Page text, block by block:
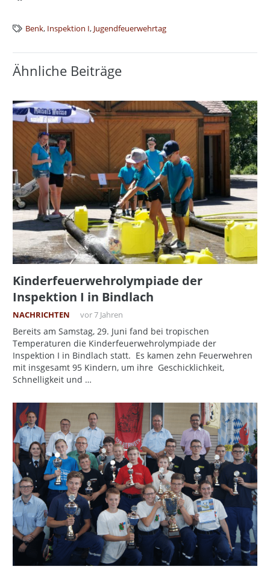
Benk, Inspektion I,Jugendfeuerwehrtag
Ähnliche Beiträge
Kinderfeuerwehrolympiade der
Inspektion I in Bindlach
NACHRICHTEN vor 7 Jahren
Bereits am Samstag, 29. Juni fand bei tropischen
Temperaturen die Kinderfeuerwehrolympiade der
Inspektion I in Bindlach statt. Es kamen zehn Feuerwehren
mit insgesamt 95 Kindern, um ihre Geschicklichkeit,
Schnelligkeit und …